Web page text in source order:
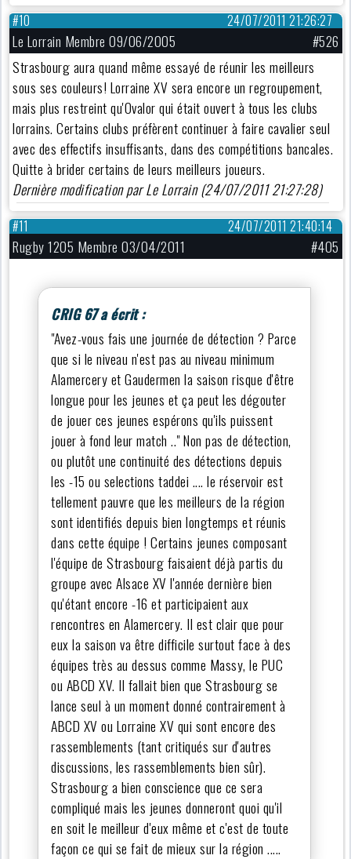
24/07/2011 21:26:27
#10
Le Lorrain Membre 09/06/2005
#526
Strasbourg aura quand même essayé de réunir les meilleurs
sous ses couleurs! Lorraine XV sera encore un regroupement,
mais plus restreint qu'Ovalor qui était ouvert à tous les clubs
lorrains. Certains clubs préfèrent continuer à faire cavalier seul
avec des effectifs insuffisants, dans des compétitions bancales.
Quitte à brider certains de leurs meilleurs joueurs.
Dernière modification par Le Lorrain (24/07/2011 21:27:28)
24/07/2011 21:40:14
#11
Rugby 1205 Membre 03/04/2011 #405
CRIG 67 a écrit :
"Avez-vous fais une journée de détection ? Parce
que si le niveau n'est pas au niveau minimum
Alamercery et Gaudermen la saison risque d'être
longue pour les jeunes et ça peut les dégouter
de jouer ces jeunes espérons qu'ils puissent
jouer à fond leur match .." Non pas de détection,
ou plutôt une continuité des détections depuis
les -15 ou selections taddei .... le réservoir est
tellement pauvre que les meilleurs de la région
sont identifiés depuis bien longtemps et réunis
dans cette équipe ! Certains jeunes composant
l'équipe de Strasbourg faisaient déjà partis du
groupe avec Alsace XV l'année dernière bien
qu'étant encore -16 et participaient aux
rencontres en Alamercery. Il est clair que pour
eux la saison va être difficile surtout face à des
équipes très au dessus comme Massy, le PUC
ou ABCD XV. Il fallait bien que Strasbourg se
lance seul à un moment donné contrairement à
ABCD XV ou Lorraine XV qui sont encore des
rassemblements (tant critiqués sur d'autres
discussions, les rassemblements bien sûr).
Strasbourg a bien conscience que ce sera
compliqué mais les jeunes donneront quoi qu'il
en soit le meilleur d'eux même et c'est de toute
façon ce qui se fait de mieux sur la région .....